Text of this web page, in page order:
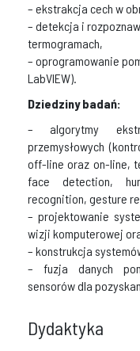
– ekstrakcja cech w
– detekcja i
termogramach,
– oprogramowanie
LabVIEW).
Dziedziny badań:
– algorytmy
przemysłowych
off-line oraz on-line,
face detection,
recognition, gesture
– projektowanie
wizji komputerowej
– konstrukcja
– fuzja danych
sensorów dla
Dydaktyka